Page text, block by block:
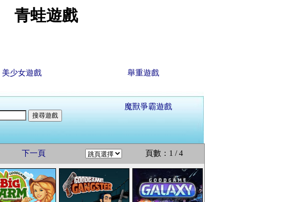
青蛙遊戲
美少女遊戲 舉重遊戲
魔獸爭霸遊戲
下一頁 頁數：1 / 4